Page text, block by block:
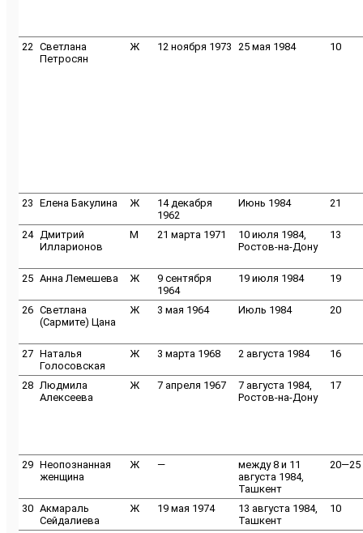
22 Светлана
Петросян
Ж 12 ноября 1973 25 мая 1984 10
23 Елена Бакулина Ж
14 декабря
1962
Июнь 1984 21
24 Дмитрий
Илларионов
M 21 марта 1971
10 июля 1984,
Ростов-на-Дону
13
25 Анна Лемешева Ж
9 сентября
1964
19 июля 1984 19
26 Светлана
(Сармите) Цана
Ж 3 мая 1964 Июль 1984 20
27 Наталья
Голосовская
Ж 3 марта 1968 2 августа 1984 16
28 Людмила
Алексеева
Ж 7 апреля 1967
7 августа 1984,
Ростов-на-Дону
17
29 Неопознанная
женщина
Ж —
между 8 и 11
августа 1984,
Ташкент
20—25
30 Акмараль
Сейдалиева
Ж 19 мая 1974
13 августа 1984,
Ташкент
10